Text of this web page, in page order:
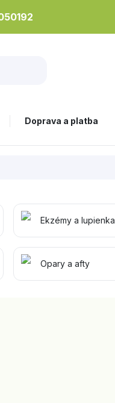
Doprava a platba
Ekzémy a lupienka
Opary a afty